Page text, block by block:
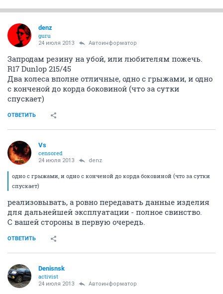
denz
guru
24 июля 2013 Автоинформатор
Запродам резину на убой, или любителям пожечь.
R17 Dunlop 215/45
Два колеса вполне отличные, одно с грыжами, и одно
с конченой до корда боковиной (что за сутки
спускает)
ОТВЕТИТЬ
Vs
censored
24 июля 2013 denz
одно с грыжами, и одно с конченой до корда боковиной (что за сутки
спускает)
реализовывать, а ровно передавать данные изделия
для дальнейшей эксплуатации - полное свинство.
С вашей стороны в первую очередь.
ОТВЕТИТЬ
Denisnsk
activist
24 июля 2013 Автоинформатор